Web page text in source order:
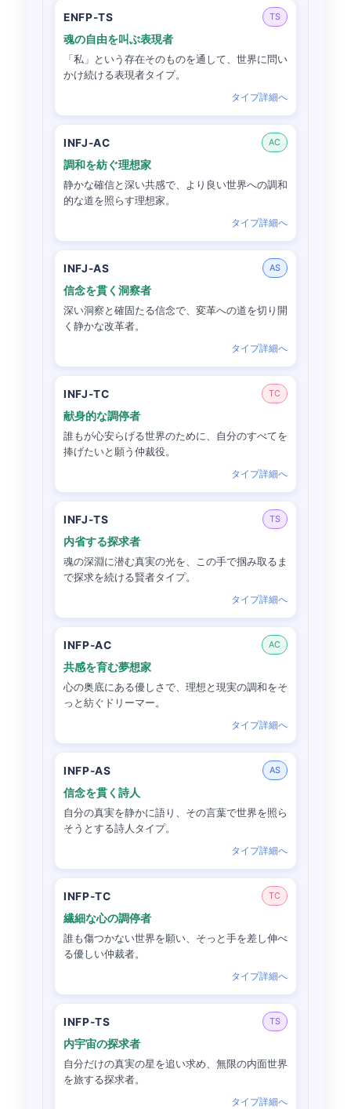
ENFP-TS TS
魂の自由を叫ぶ表現者
「私」という存在そのものを通して、世界に問い
かけ続ける表現者タイプ。
タイプ詳細へ
INFJ-AC AC
調和を紡ぐ理想家
静かな確信と深い共感で、より良い世界への調和
的な道を照らす理想家。
タイプ詳細へ
INFJ-AS AS
信念を貫く洞察者
深い洞察と確固たる信念で、変革への道を切り開
く静かな改革者。
タイプ詳細へ
INFJ-TC TC
献身的な調停者
誰もが心安らげる世界のために、自分のすべてを
捧げたいと願う仲裁役。
タイプ詳細へ
INFJ-TS TS
内省する探求者
魂の深淵に潜む真実の光を、この手で掴み取るま
で探求を続ける賢者タイプ。
タイプ詳細へ
INFP-AC AC
共感を育む夢想家
心の奥底にある優しさで、理想と現実の調和をそ
っと紡ぐドリーマー。
タイプ詳細へ
INFP-AS AS
信念を貫く詩人
自分の真実を静かに語り、その言葉で世界を照ら
そうとする詩人タイプ。
タイプ詳細へ
INFP-TC TC
繊細な心の調停者
誰も傷つかない世界を願い、そっと手を差し伸べ
る優しい仲裁者。
タイプ詳細へ
INFP-TS TS
内宇宙の探求者
自分だけの真実の星を追い求め、無限の内面世界
を旅する探求者。
タイプ詳細へ